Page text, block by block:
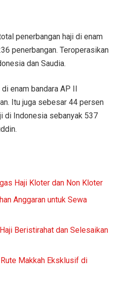
penerbangan haji di enam
penerbangan. Teroperasikan
dan Saudia.
enam bandara AP II
Itu juga sebesar 44 persen
di Indonesia sebanyak 537
Haji Kloter dan Non Kloter
Anggaran untuk Sewa
Beristirahat dan Selesaikan
Makkah Eksklusif di